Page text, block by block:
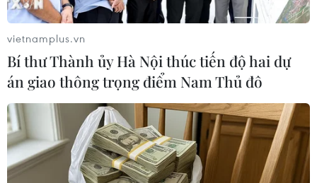
Bí thư Đảng ủy Khối Doanh nghiệp Trung ương Nguyễn Long
Hải. (Ảnh: Nguyễn Điệp/TTXVN)
Về nội dung học tập, quán triệt, triển khai Nghị
quyết số 02-NQ/ĐUK của Ban Chấp hành Đảng
bộ Khối về “Thực hiện chuyển đổi số tại các
doanh nghiệp, đơn vị trong Khối Doanh nghiệp
vietnamplus.vn
Bí thư Thành ủy Hà Nội thúc tiến độ hai dự
án giao thông trọng điểm Nam Thủ đô